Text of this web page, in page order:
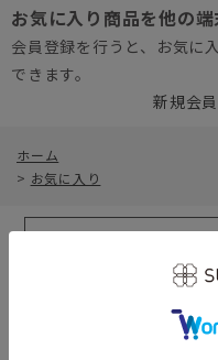
お気に入り商品を他の
会員登録を行うと、お気に
できます。
新規会
ホーム
> お気に入り